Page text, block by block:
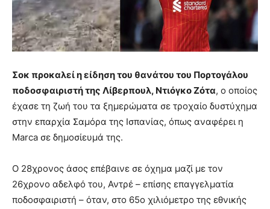
Σοκ προκαλεί η είδηση του θανάτου του Πορτογάλου
ποδοσφαιριστή της Λίβερπουλ, Ντιόγκο Ζότα, ο οποίος
έχασε τη ζωή του τα ξημερώματα σε τροχαίο δυστύχημα
στην επαρχία Σαμόρα της Ισπανίας, όπως αναφέρει η
Marca σε δημοσίευμά της.
Ο 28χρονος άσος επέβαινε σε όχημα μαζί με τον
26χρονο αδελφό του, Αντρέ – επίσης επαγγελματία
ποδοσφαιριστή – όταν, στο 65ο χιλιόμετρο της εθνικής